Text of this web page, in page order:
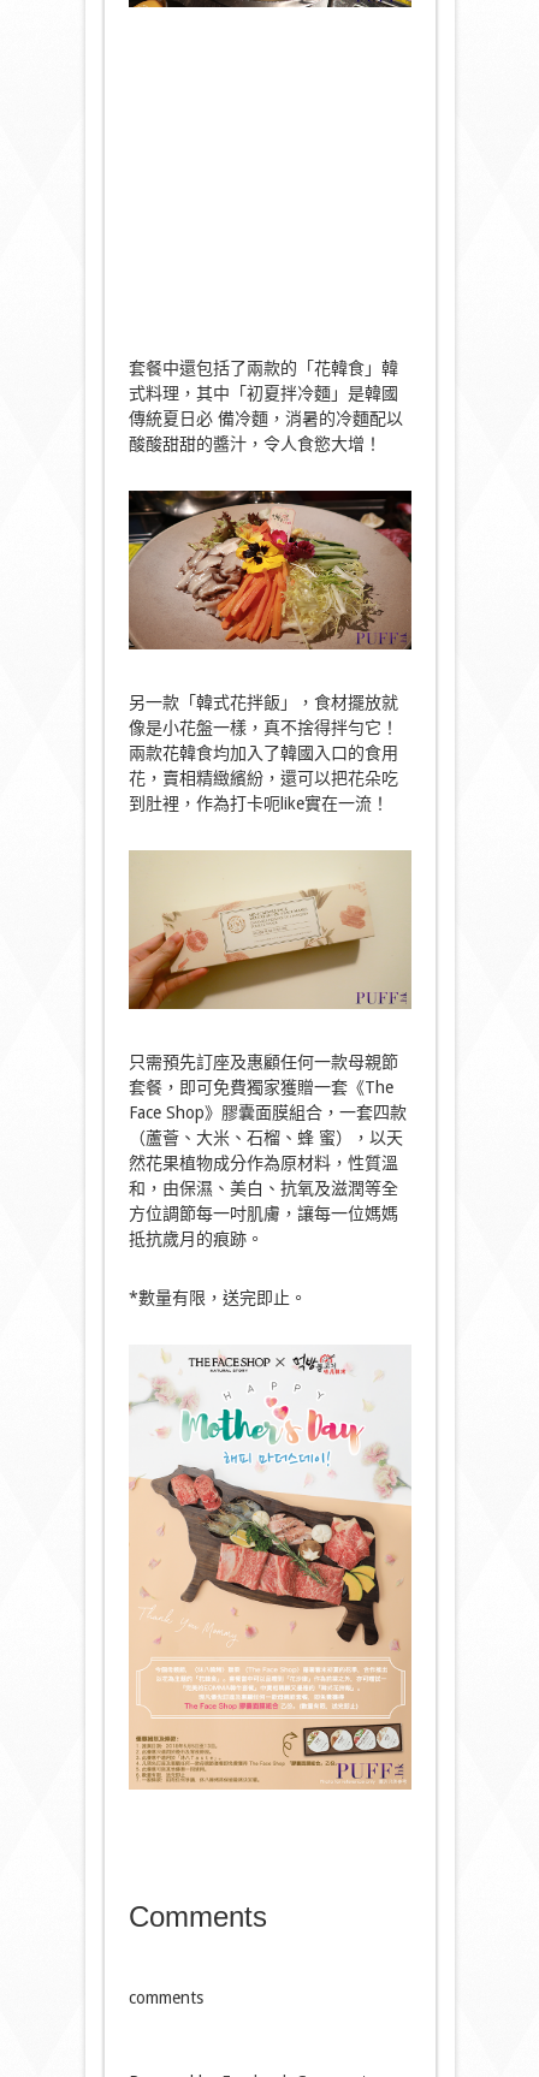
套餐中還包括了兩款的「花韓食」韓
式料理，其中「初夏拌冷麵」是韓國
傳統夏日必 備冷麵，消暑的冷麵配以
酸酸甜甜的醬汁，令人食慾大增！
另一款「韓式花拌飯」，食材擺放就
像是小花盤一樣，真不捨得拌勻它！
兩款花韓食均加入了韓國入口的食用
花，賣相精緻繽紛，還可以把花朵吃
到肚裡，作為打卡呃like實在一流！
只需預先訂座及惠顧任何一款母親節
套餐，即可免費獨家獲贈一套《The
Face Shop》膠囊面膜組合，一套四款
（蘆薈、大米、石榴、蜂 蜜），以天
然花果植物成分作為原材料，性質溫
和，由保濕、美白、抗氧及滋潤等全
方位調節每一吋肌膚，讓每一位媽媽
抵抗歲月的痕跡。
*數量有限，送完即止。
Comments
comments